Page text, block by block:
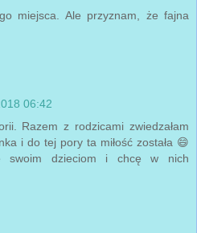
miejsca. Ale przyznam, że fajna
06:42
Razem z rodzicami zwiedzałam
i do tej pory ta miłość została 😄
swoim dzieciom i chcę w nich